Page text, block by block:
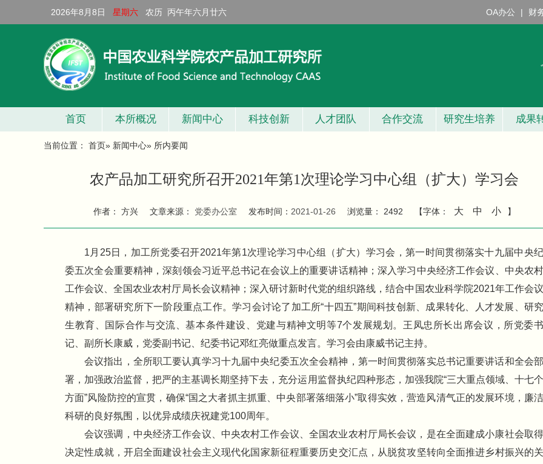
OA办公 | 财
2026年8月8日 星期六 农历 丙午年六月廿六
首页 本所概况 新闻中心 科技创新 人才团队 合作交流 研究生培养 成果
当前位置： 首页» 新闻中心» 所内要闻
农产品加工研究所召开2021年第1次理论学习中心组（扩大）学习会
作者： 方兴 文章来源： 党委办公室 发布时间： 2021-01-26 浏览量： 2492 【字体： 大 中 小 】
1月25日，加工所党委召开2021年第1次理论学习中心组（扩大）学习会，第一时间贯彻落实十九届中央纪
委五次全会重要精神，深刻领会习近平总书记在会议上的重要讲话精神；深入学习中央经济工作会议、中央农村
工作会议、全国农业农村厅局长会议精神；深入研讨新时代党的组织路线，结合中国农业科学院2021年工作会议
精神，部署研究所下一阶段重点工作。学习会讨论了加工所“十四五”期间科技创新、成果转化、人才发展、研究
生教育、国际合作与交流、基本条件建设、党建与精神文明等7个发展规划。王凤忠所长出席会议，所党委书
记、副所长康威，党委副书记、纪委书记邓红亮做重点发言。学习会由康威书记主持。
会议指出，全所职工要认真学习十九届中央纪委五次全会精神，第一时间贯彻落实总书记重要讲话和全会部
署，加强政治监督，把严的主基调长期坚持下去，充分运用监督执纪四种形态，加强我院“三大重点领域、十七个
方面”风险防控的宣贯，确保“国之大者抓主抓重、中央部署落细落小”取得实效，营造风清气正的发展环境，廉洁
科研的良好氛围，以优异成绩庆祝建党100周年。
会议强调，中央经济工作会议、中央农村工作会议、全国农业农村厅局长会议，是在全面建成小康社会取得
决定性成就，开启全面建设社会主义现代化国家新征程重要历史交汇点，从脱贫攻坚转向全面推进乡村振兴的关